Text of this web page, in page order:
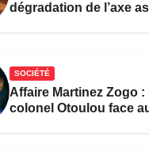
dégradation de l’axe
SOCIÉTÉ
Affaire Martinez Zogo :
colonel Otoulou face